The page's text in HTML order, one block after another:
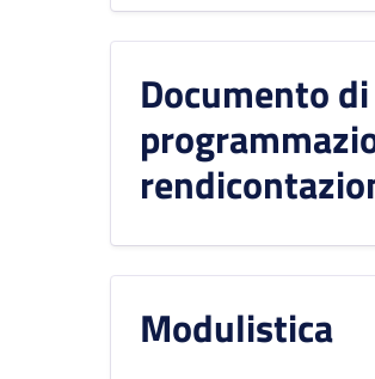
Documento di
Modulistica